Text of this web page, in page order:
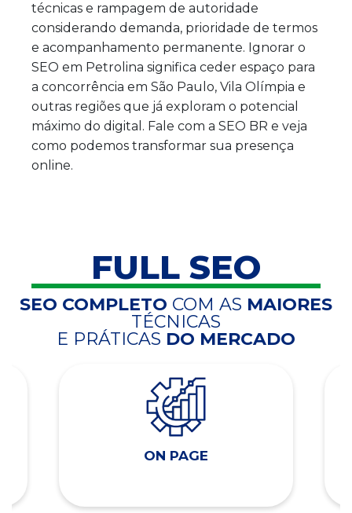
técnicas e rampagem de autoridade
considerando demanda, prioridade de termos
e acompanhamento permanente. Ignorar o
SEO em Petrolina significa ceder espaço para
a concorrência em São Paulo, Vila Olímpia e
outras regiões que já exploram o potencial
máximo do digital. Fale com a SEO BR e veja
como podemos transformar sua presença
online.
FULL SEO
SEO COMPLETO COM AS MAIORES
TÉCNICAS
E PRÁTICAS DO MERCADO
ON PAGE